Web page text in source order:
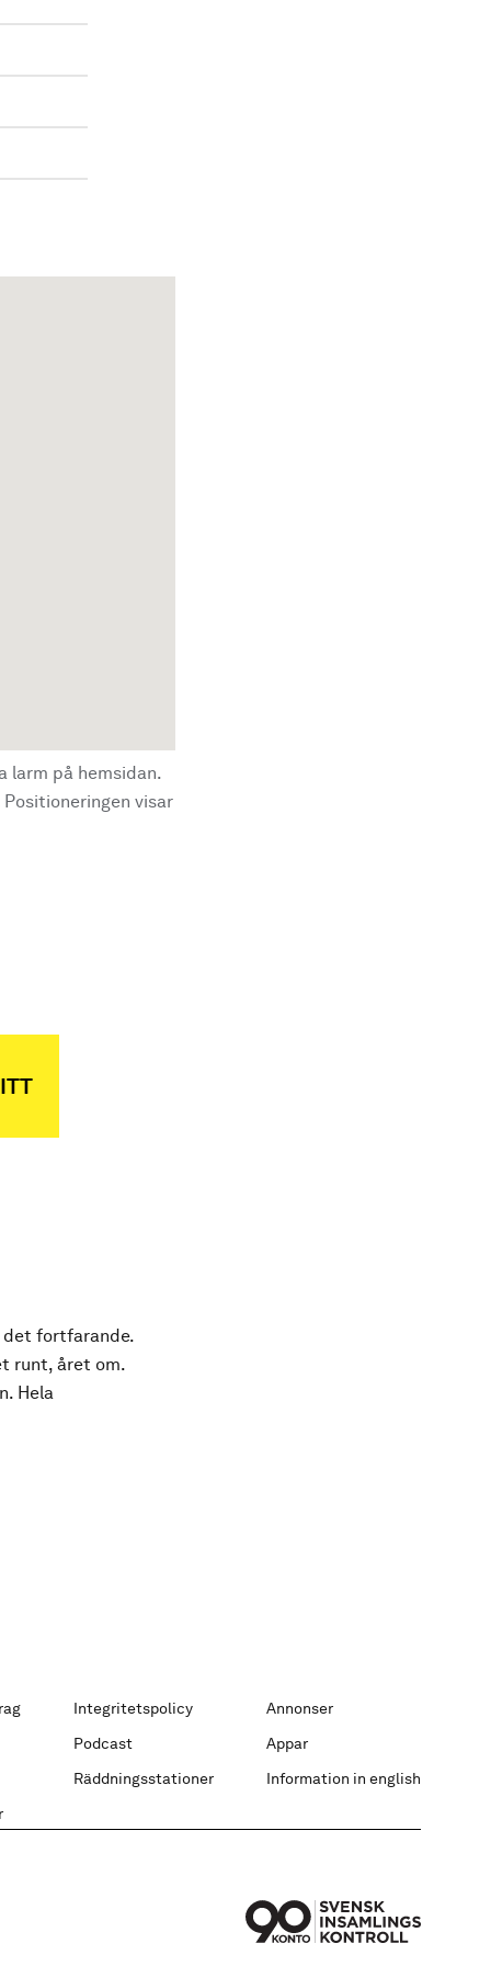
larm på hemsidan.
visar
det fortfarande.
runt, året om.
Hela
Integritetspolicy
Annonser
Podcast
Appar
Räddningsstationer
Information in english